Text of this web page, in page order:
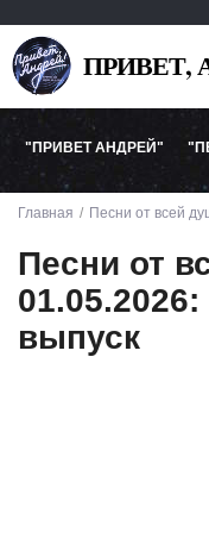
ПРИВЕТ,
"ПРИВЕТ АНДРЕЙ"
Главная Песни от всей
Песни от
выпуск